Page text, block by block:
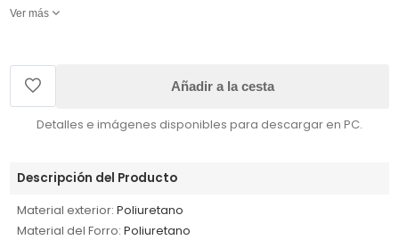
Ver más
Añadir a la cesta
Detalles e imágenes disponibles para descargar en PC.
Descripción del Producto
Material exterior: Poliuretano
Material del Forro: Poliuretano